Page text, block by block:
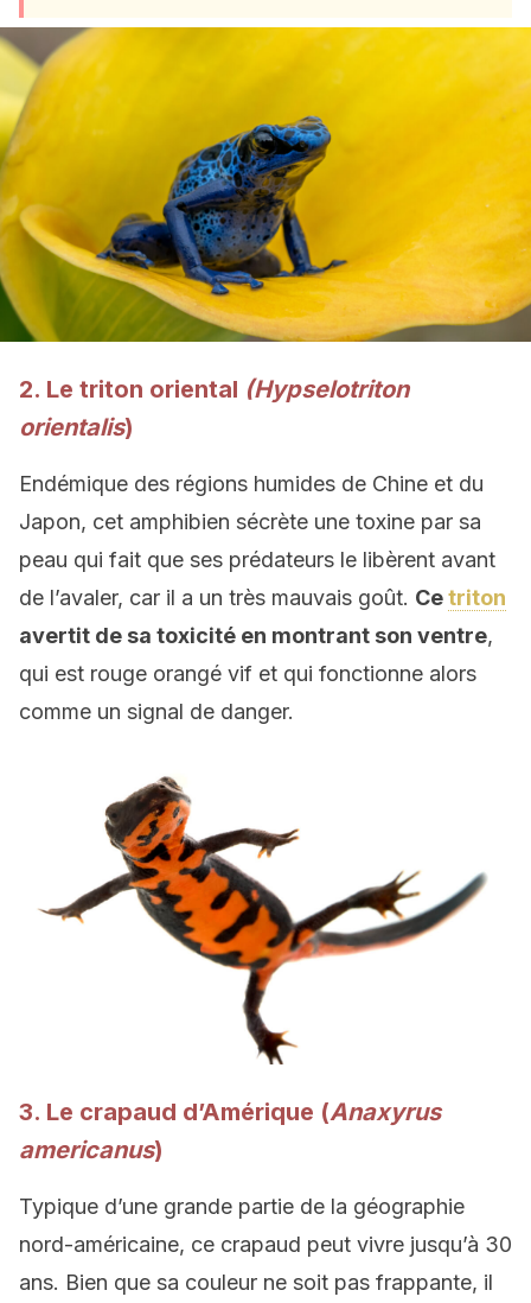
2. Le triton oriental (Hypselotriton
orientalis)
Endémique des régions humides de Chine et du
Japon, cet amphibien sécrète une toxine par sa
peau qui fait que ses prédateurs le libèrent avant
de l’avaler, car il a un très mauvais goût. Cetriton
avertit de sa toxicité en montrant son ventre,
qui est rouge orangé vif et qui fonctionne alors
comme un signal de danger.
3. Le crapaud d’Amérique (Anaxyrus
americanus)
Typique d’une grande partie de la géographie
nord-américaine, ce crapaud peut vivre jusqu’à 30
ans. Bien que sa couleur ne soit pas frappante, il